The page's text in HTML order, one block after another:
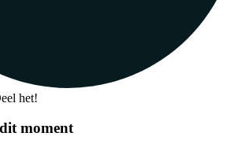
het!
moment